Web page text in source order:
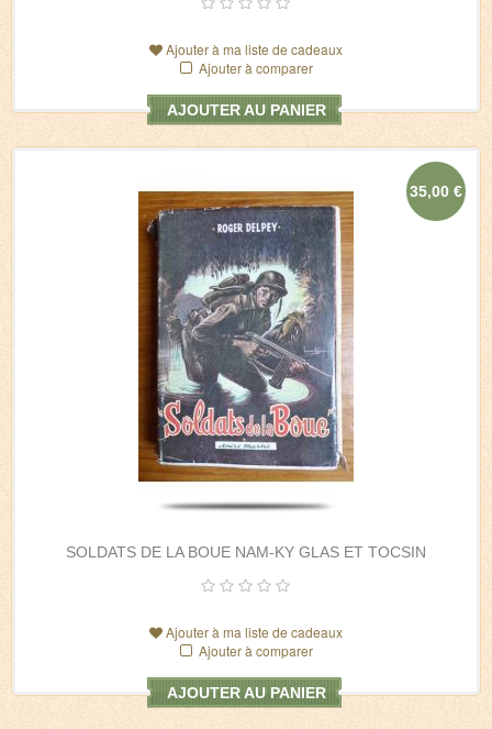
Ajouter à ma liste de cadeaux
Ajouter à comparer
AJOUTER AU PANIER
SOLDATS DE LA BOUE NAM-KY GLAS ET TOCSIN
35,00 €
Ajouter à ma liste de cadeaux
Ajouter à comparer
AJOUTER AU PANIER